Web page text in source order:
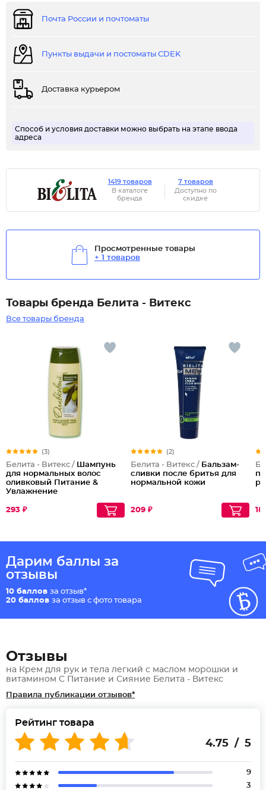
Почта России и почтоматы
Пункты выдачи и постоматы CDEK
Доставка курьером
Способ и условия доставки можно выбрать на этапе ввода
адреса
1419 товаров
В каталоге
бренда
7 товаров
Доступно по
скидке
Просмотренные товары
+ 1 товаров
Товары бренда Белита - Витекс
Все товары бренда
(3)
Белита - Витекс / Шампунь
для нормальных волос
оливковый Питание &
Увлажнение
293 ₽
(2)
Белита - Витекс / Бальзам-
сливки после бритья для
нормальной кожи
209 ₽
Дарим баллы за
отзывы
10 баллов за отзыв*
20 баллов за отзыв с фото товара
Отзывы
на Крем для рук и тела легкий с маслом морошки и
витамином C Питание и Сияние Белита - Витекс
Правила публикации отзывов*
Рейтинг товара
4.75 / 5
9
3